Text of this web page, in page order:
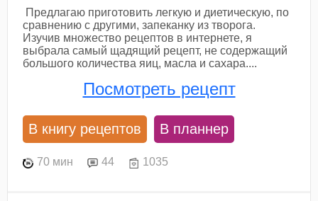
Предлагаю приготовить легкую и диетическую, по
сравнению с другими, запеканку из творога.
Изучив множество рецептов в интернете, я
выбрала самый щадящий рецепт, не содержащий
большого количества яиц, масла и сахара....
Посмотреть рецепт
В книгу рецептов В планнер
70 мин 44 1035